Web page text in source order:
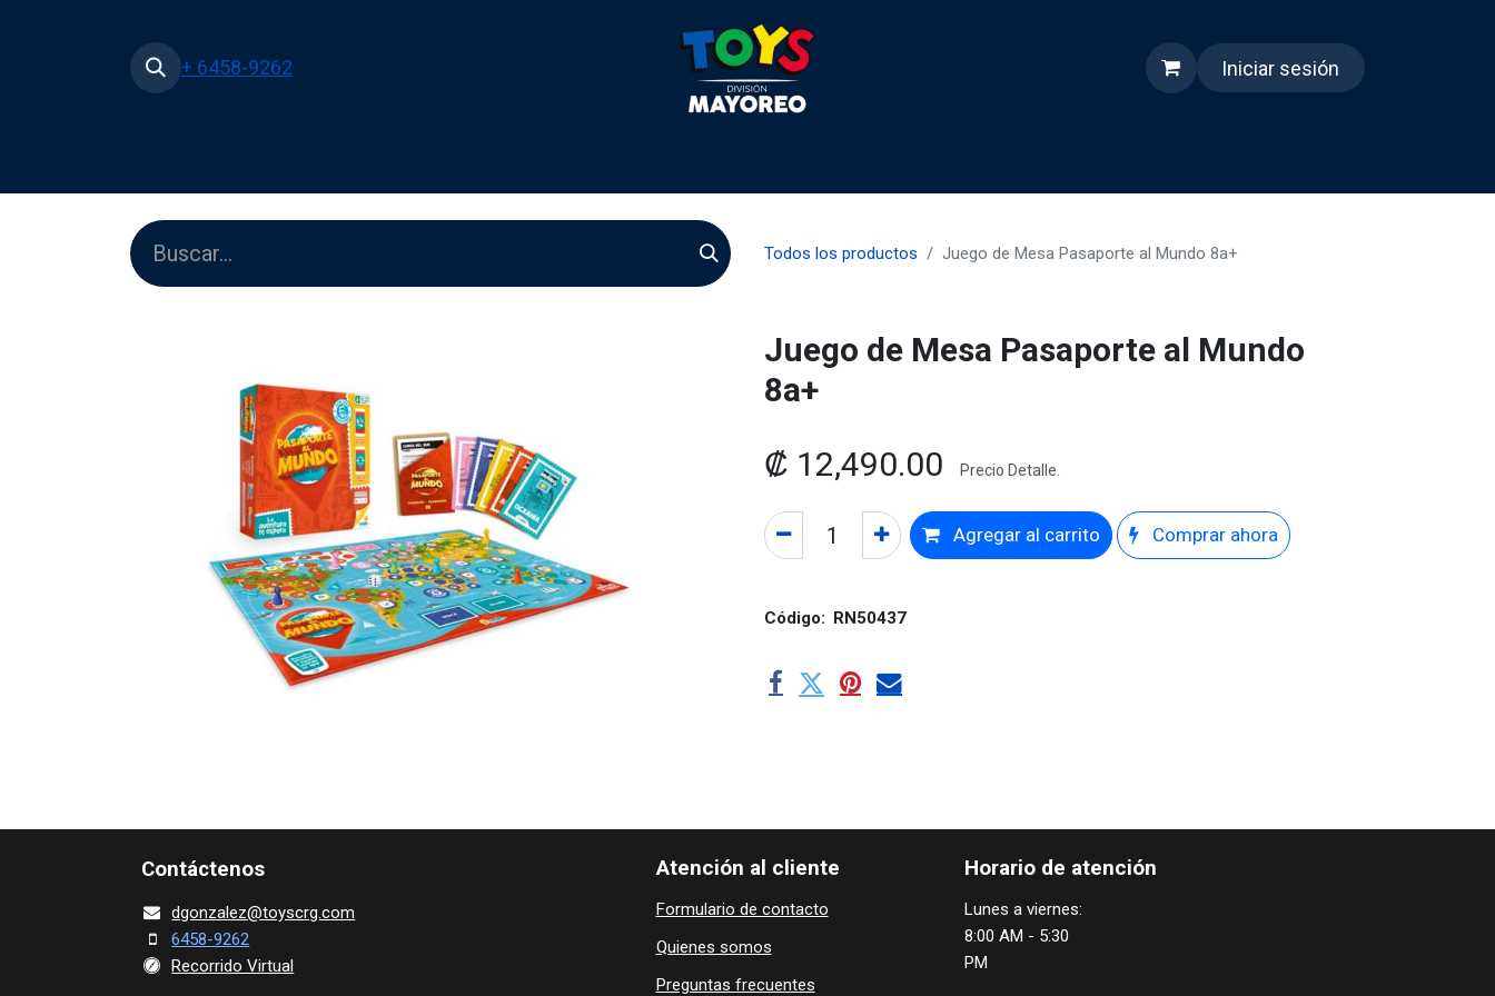
+ 6458-9262 Iniciar sesión
Todos los productos Juego de Mesa Pasaporte al Mundo 8a+
Juego de Mesa Pasaporte al Mundo
8a+
₡ 12,490.00 Precio Detalle.
Agregar al carrito Comprar ahora
Código: RN50437
Contácte​nos
dgonza​lez@toy​scrg.c​o​m
6458-9262
Recorrido Virtual
Horario de atención
Lunes a viernes:
8:00 AM - 5:30
PM
Atención al cliente
Formulario de contacto
Quienes ​som​​​os
Preguntas frecuentes